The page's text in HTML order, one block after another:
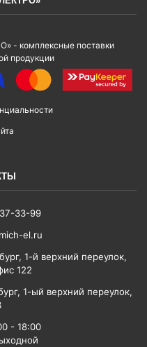
- комплексные поставки
продукции
33-99
el.ru
, 1-й верхний переулок,
122
, 1-ый верхний переулок,
- 18:00